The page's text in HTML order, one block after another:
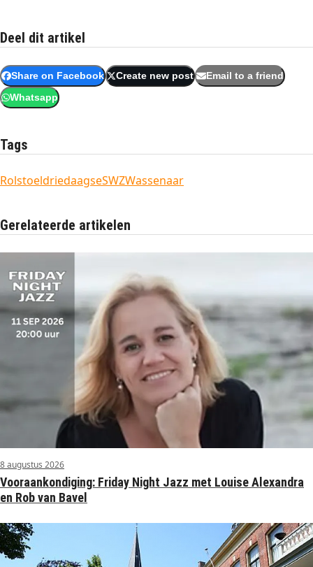
Deel dit artikel
Share on Facebook Create new post Email to a friend
Whatsapp
Tags
RolstoeldriedaagseSWZWassenaar
Gerelateerde artikelen
8 augustus 2026
Vooraankondiging: Friday Night Jazz met Louise Alexandra
en Rob van Bavel